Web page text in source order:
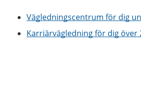
Vägledningscentrum för dig
Karriärvägledning för dig över